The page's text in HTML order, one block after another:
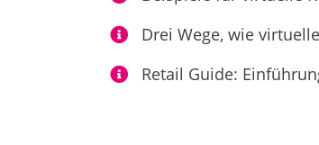
Drei Wege, wie
Retail Guide: